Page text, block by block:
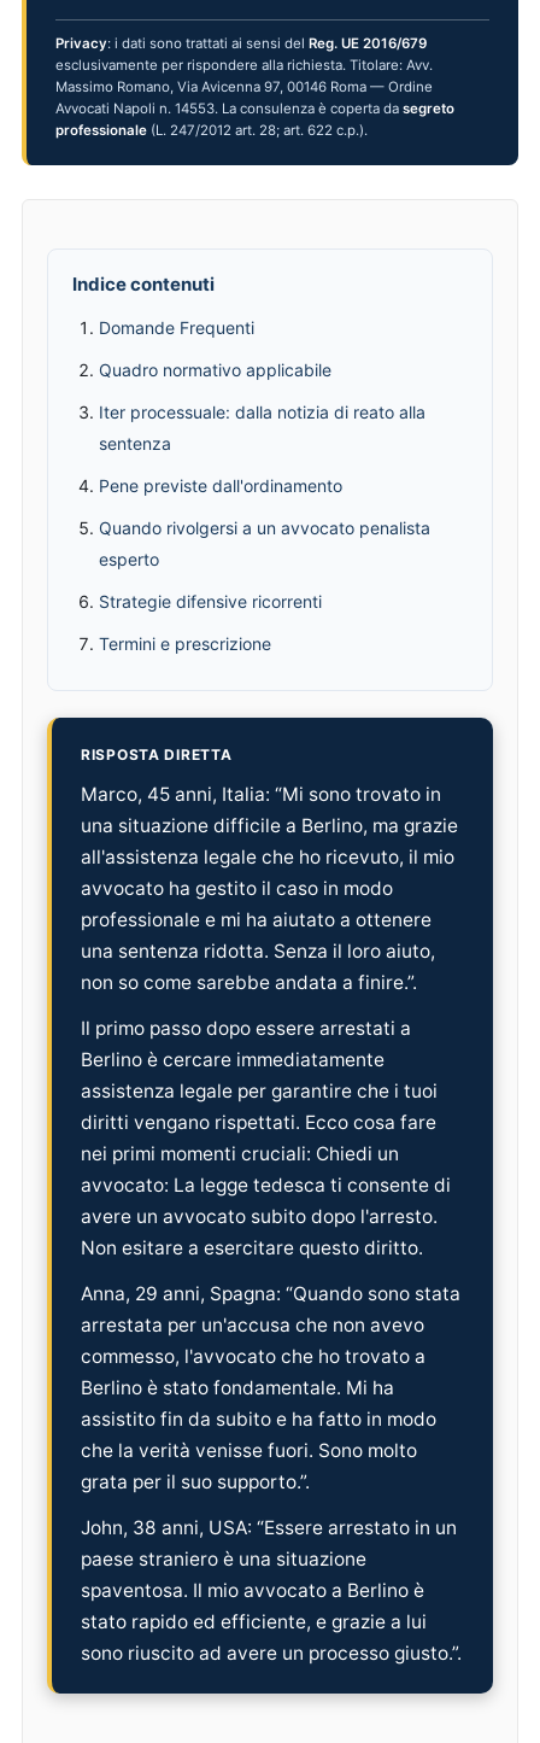
Privacy: i dati sono trattati ai sensi del Reg. UE 2016/679
esclusivamente per rispondere alla richiesta. Titolare: Avv.
Massimo Romano, Via Avicenna 97, 00146 Roma — Ordine
Avvocati Napoli n. 14553. La consulenza è coperta da segreto
professionale (L. 247/2012 art. 28; art. 622 c.p.).
Indice contenuti
Domande Frequenti
Quadro normativo applicabile
Iter processuale: dalla notizia di reato alla
sentenza
Pene previste dall'ordinamento
Quando rivolgersi a un avvocato penalista
esperto
Strategie difensive ricorrenti
Termini e prescrizione
RISPOSTA DIRETTA
Marco, 45 anni, Italia: “Mi sono trovato in
una situazione difficile a Berlino, ma grazie
all'assistenza legale che ho ricevuto, il mio
avvocato ha gestito il caso in modo
professionale e mi ha aiutato a ottenere
una sentenza ridotta. Senza il loro aiuto,
non so come sarebbe andata a finire.”.
Il primo passo dopo essere arrestati a
Berlino è cercare immediatamente
assistenza legale per garantire che i tuoi
diritti vengano rispettati. Ecco cosa fare
nei primi momenti cruciali: Chiedi un
avvocato: La legge tedesca ti consente di
avere un avvocato subito dopo l'arresto.
Non esitare a esercitare questo diritto.
Anna, 29 anni, Spagna: “Quando sono stata
arrestata per un'accusa che non avevo
commesso, l'avvocato che ho trovato a
Berlino è stato fondamentale. Mi ha
assistito fin da subito e ha fatto in modo
che la verità venisse fuori. Sono molto
grata per il suo supporto.”.
John, 38 anni, USA: “Essere arrestato in un
paese straniero è una situazione
spaventosa. Il mio avvocato a Berlino è
stato rapido ed efficiente, e grazie a lui
sono riuscito ad avere un processo giusto.”.